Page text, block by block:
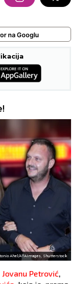
na Googlu
Ahel/ATAImages, Shutterstock
Jovanu Petrović,